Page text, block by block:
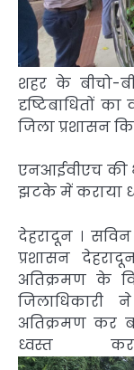
शहर के बीचो-
दृष्टिबाधितों
जिला प्रशासन
एनआईवीएच की
झटके में कराया
देहरादून ।
प्रशासन
अतिक्रमण के
अतिक्रमण कर
ध्वस्त